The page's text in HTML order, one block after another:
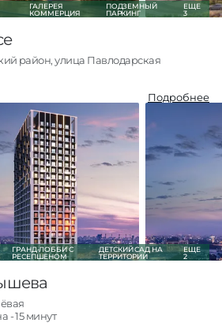
ГАЛЕРЕЯ
КОММЕРЦИЯ
ПОДЗЕМНЫЙ
ПАРКИНГ
ЕЩЕ
3
район, улица Павлодарская
Подробнее
от 4.5 млн руб
от 5.6 млн руб
от 8.5 млн руб
от 10.5 млн руб
Все квартиры
ГРАНД-ЛОББИ С
РЕСЕПШЕНОМ
ДЕТСКИЙ САД НА
ТЕРРИТОРИИ
ЕЩЕ
2
- 15 минут